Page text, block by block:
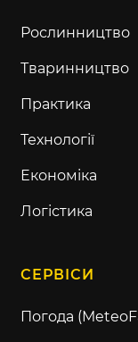
Рослинництво
Тваринництво
Практика
Технології
Економіка
Логістика
СЕРВІСИ
Погода